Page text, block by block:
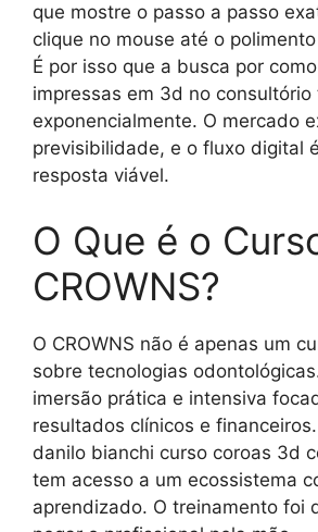
que mostre o passo a passo
clique no mouse até o
É por isso que a busca por
impressas em 3d no
exponencialmente. O mercado
previsibilidade, e o fluxo digital
resposta viável.
O Que é o
CROWNS?
O CROWNS não é apenas um
sobre tecnologias
imersão prática e intensiva
resultados clínicos e
danilo bianchi curso coroas 3d
tem acesso a um ecossistema
aprendizado. O treinamento foi